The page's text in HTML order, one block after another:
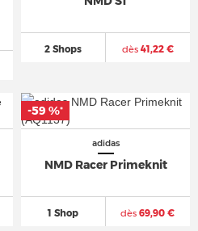
2 Shops dès41,22 €
adidas
NMD Racer Primeknit
1 Shop dès 69,90 €
-59 %*